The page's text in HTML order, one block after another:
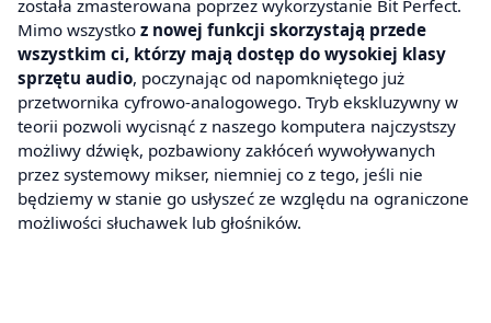
została zmasterowana poprzez wykorzystanie Bit Perfect.
Mimo wszystko z nowej funkcji skorzystają przede
wszystkim ci, którzy mają dostęp do wysokiej klasy
sprzętu audio, poczynając od napomkniętego już
przetwornika cyfrowo-analogowego. Tryb ekskluzywny w
teorii pozwoli wycisnąć z naszego komputera najczystszy
możliwy dźwięk, pozbawiony zakłóceń wywoływanych
przez systemowy mikser, niemniej co z tego, jeśli nie
będziemy w stanie go usłyszeć ze względu na ograniczone
możliwości słuchawek lub głośników.